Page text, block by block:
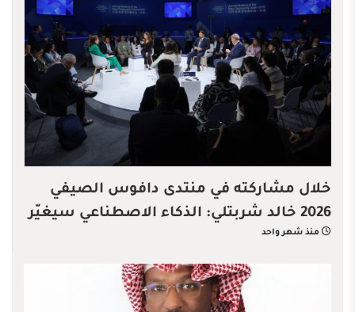
خلال مشاركته في منتدى دافوس الصيفي
2026 خالد شربتلي: الذكاء الاصطناعي سيغيّر
قواعد الاقتصاد العالمي
منذ شهر واحد